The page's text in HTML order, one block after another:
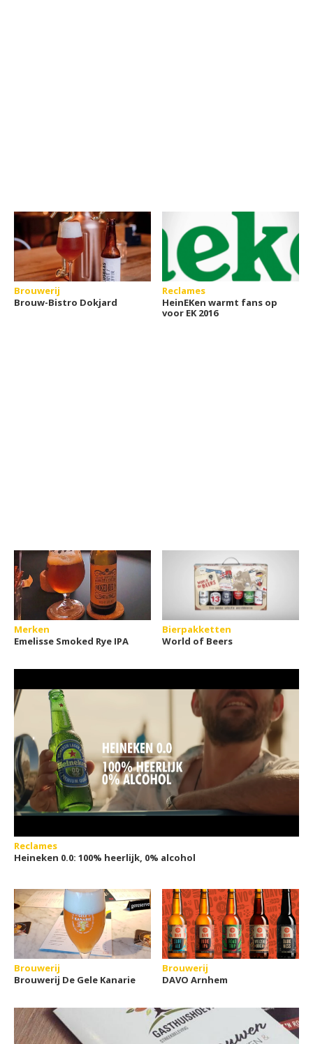
Brouwerij
Brouw-Bistro Dokjard
Reclames
HeinEKen warmt fans op
voor EK 2016
Merken
Emelisse Smoked Rye IPA
Bierpakketten
World of Beers
Reclames
Heineken 0.0: 100% heerlijk, 0% alcohol
Brouwerij
Brouwerij De Gele Kanarie
Brouwerij
DAVO Arnhem